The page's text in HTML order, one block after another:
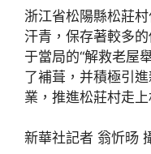
浙江省松陽縣松莊
汗青，保存著較多
于當局的“解救老屋
了補葺，并積極引
業，推進松莊村走上
新華社記者 翁忻旸